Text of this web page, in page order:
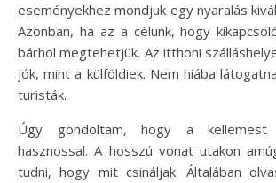
eseményekhez mondjuk egy nyaralás
Azonban, ha az a célunk, hogy
bárhol megtehetjük. Az itthoni
jók, mint a külföldiek. Nem hiába
turisták.
Úgy gondoltam, hogy a kellemest
hasznossal. A hosszú vonat utakon
tudni, hogy mit csináljak. Általában